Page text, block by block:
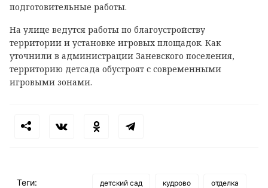
подготовительные работы.
На улице ведутся работы по благоустройству
территории и установке игровых площадок. Как
уточнили в администрации Заневского поселения,
территорию детсада обустроят с современными
игровыми зонами.
Теги: детский сад кудрово отделка